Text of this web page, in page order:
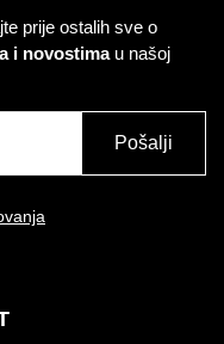
prije ostalih sve o
i novostimau našoj
Pošalji